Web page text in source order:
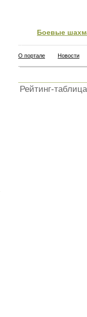
Боевые
О портале Новости
Рейтинг-